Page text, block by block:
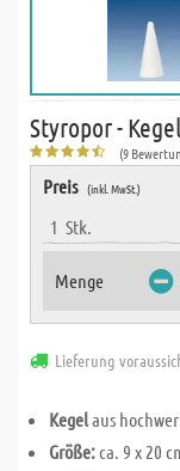
Styropor -
(9
Preis (inkl. MwSt.)
1 Stk.
Menge
Lieferung
Kegelaus
Größe:ca. 9 x 20